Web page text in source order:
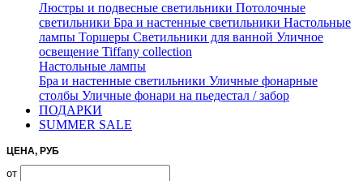
Люстры и подвесные светильники Потолочные
светильники Бра и настенные светильники Настольные
лампы Торшеры Светильники для ванной Уличное
освещение Tiffany collection
Настольные лампы
Бра и настенные светильники Уличные фонарные
столбы Уличные фонари на пьедестал / забор
ПОДАРКИ
SUMMER SALE
ЦЕНА, РУБ
от